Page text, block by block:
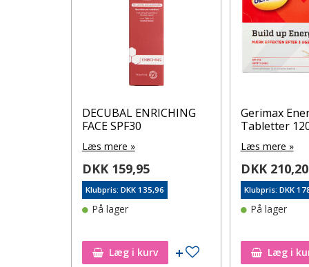
DECUBAL ENRICHING
FACE SPF30
Læs mere »
DKK 159,95
Klubpris: DKK 135,96
På lager
Læg i kurv Tilføj til ønskeseddel
Gerimax
Tabletter
Læs mere »
DKK 210,20
Klubpris: DKK
På lager
Læg i